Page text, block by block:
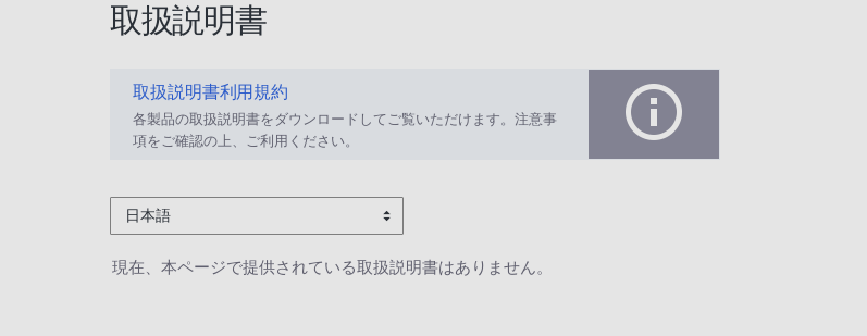
取扱説明書
取扱説明書利用規約
各製品の取扱説明書をダウンロードしてご覧いただけます。注意事
項をご確認の上、ご利用ください。
日本語
現在、本ページで提供されている取扱説明書はありません。